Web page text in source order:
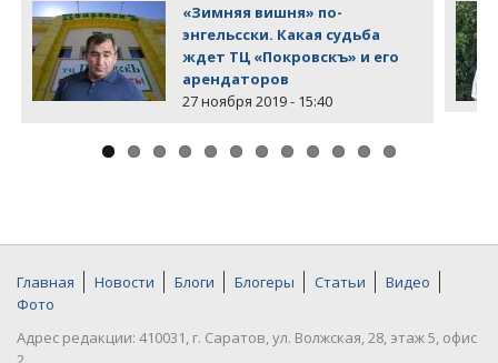
«Зимняя вишня» по-
энгельсски. Какая судьба
ждет ТЦ «Покровскъ» и его
арендаторов
27 ноября 2019 - 15:40
Главная Новости Блоги Блогеры Статьи
Видео
Фото
Адрес редакции: 410031, г. Саратов, ул. Волжская, 28, этаж 5, офис